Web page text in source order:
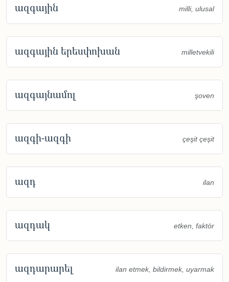
ազգային milli, ulusal
ազգային երեսփոխան milletvekili
ազգայնամոլ şoven
ազգի-ազգի çeşit çeşit
ազդ ilan
ազդակ etken, faktör
ազդարարել ilan etmek, bildirmek, uyarmak